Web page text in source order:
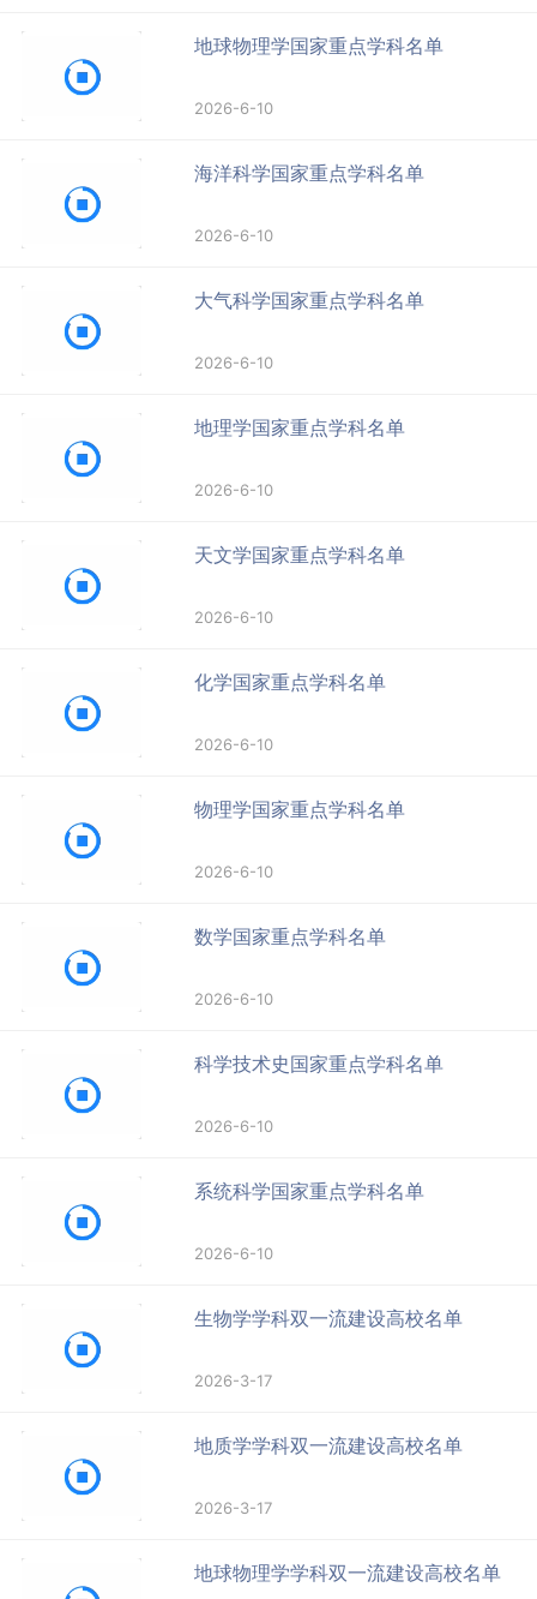
地球物理学国家重点学科名单
2026-6-10
海洋科学国家重点学科名单
2026-6-10
大气科学国家重点学科名单
2026-6-10
地理学国家重点学科名单
2026-6-10
天文学国家重点学科名单
2026-6-10
化学国家重点学科名单
2026-6-10
物理学国家重点学科名单
2026-6-10
数学国家重点学科名单
2026-6-10
科学技术史国家重点学科名单
2026-6-10
系统科学国家重点学科名单
2026-6-10
生物学学科双一流建设高校名单
2026-3-17
地质学学科双一流建设高校名单
2026-3-17
地球物理学学科双一流建设高校名单